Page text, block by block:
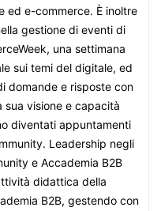
ed e-commerce. È inoltre
gestione di eventi di
una settimana
sui temi del digitale, ed
domande e risposte con
sua visione e capacità
diventati appuntamenti
Leadership negli
e Accademia B2B
didattica della
B2B, gestendo con